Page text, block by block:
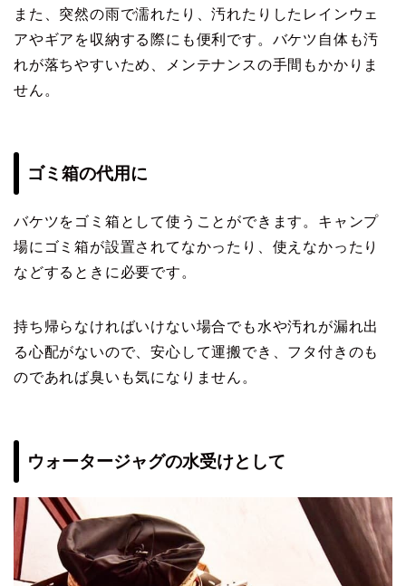
また、突然の雨で濡れたり、汚れたりしたレインウェ
アやギアを収納する際にも便利です。バケツ自体も汚
れが落ちやすいため、メンテナンスの手間もかかりま
せん。
ゴミ箱の代用に
バケツをゴミ箱として使うことができます。キャンプ
場にゴミ箱が設置されてなかったり、使えなかったり
などするときに必要です。
持ち帰らなければいけない場合でも水や汚れが漏れ出
る心配がないので、安心して運搬でき、フタ付きのも
のであれば臭いも気になりません。
ウォータージャグの水受けとして